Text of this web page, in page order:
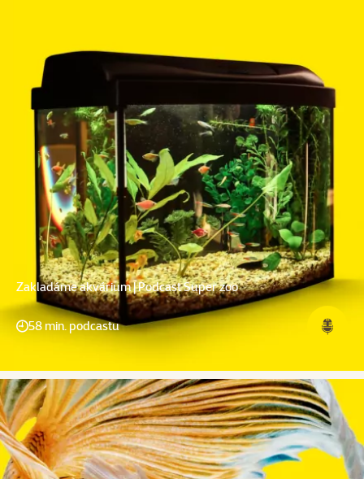
Zakladáme akvárium | Podcast Super zoo
58 min. podcastu